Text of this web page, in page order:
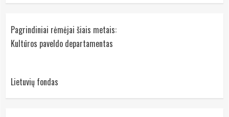
Pagrindiniai rėmėjai šiais metais:
Kultūros paveldo departamentas
Lietuvių fondas